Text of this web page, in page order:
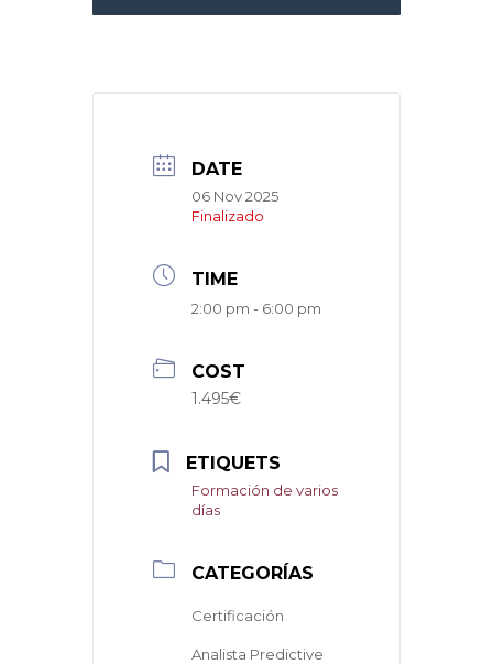
DATE
06 Nov 2025
Finalizado
TIME
2:00 pm - 6:00 pm
COST
1.495€
ETIQUETS
Formación de varios
días
CATEGORÍAS
Certificación
Analista Predictive